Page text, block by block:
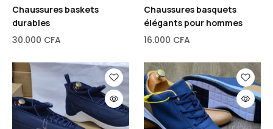
Chaussures baskets
durables
30.000 CFA
Chaussures basquets
élégants pour hommes
16.000 CFA